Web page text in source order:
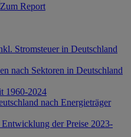
Zum Report
Stromsteuer in Deutschland
nach Sektoren in Deutschland
1960-2024
nach Energieträger
der Preise 2023-